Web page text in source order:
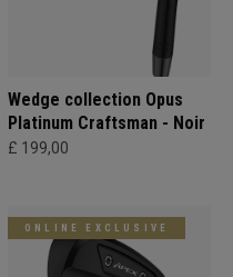
Wedge collection Opus
Platinum Craftsman - Noir
£ 199,00
ONLINE EXCLUSIVE